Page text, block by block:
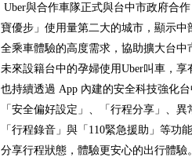
Uber與合作車隊正式與台中市政府合
寶優步」使用量第二大的城市，顯示
全乘車體驗的高度需求， 協助擴大台中
未來設籍台中的孕婦使用Uber叫車，享
也持續透過 App 內建的安全科技強化
「安全偏好設定」、「行程分享」、異
「行程錄音」與「110緊急援助」等功
分享行程狀態，體驗更安心的出行體驗